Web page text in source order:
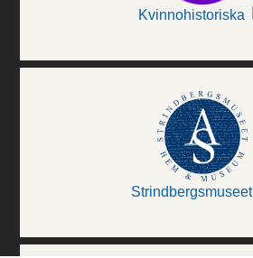
Kvinnohistoriska
Strindbergsmuseet